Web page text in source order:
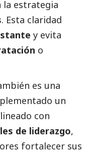
la estrategia
. Esta claridad
y evita
o
es una
un
con
de liderazgo,
fortalecer sus